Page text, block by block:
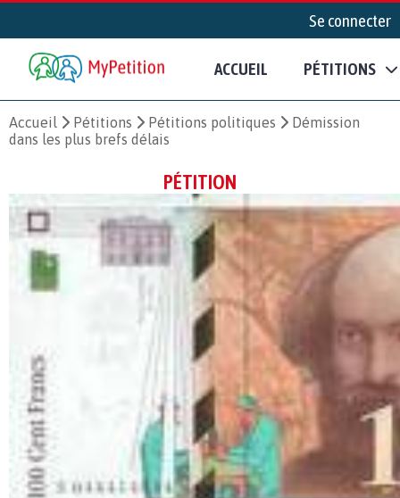
Se connecter
ACCUEIL PÉTITIONS
Accueil Pétitions Pétitions politiques
Démission
dans les plus brefs délais
PÉTITION